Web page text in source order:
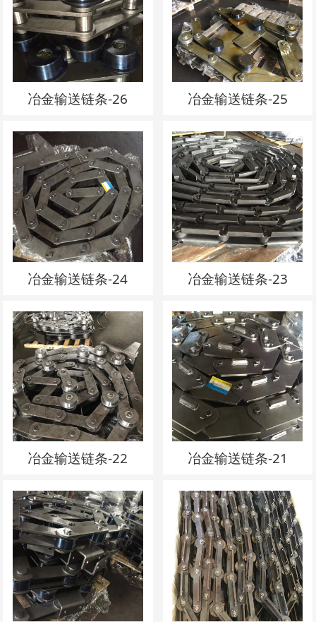
冶金输送链条-26 冶金输送链条-25
冶金输送链条-24 冶金输送链条-23
冶金输送链条-22 冶金输送链条-21